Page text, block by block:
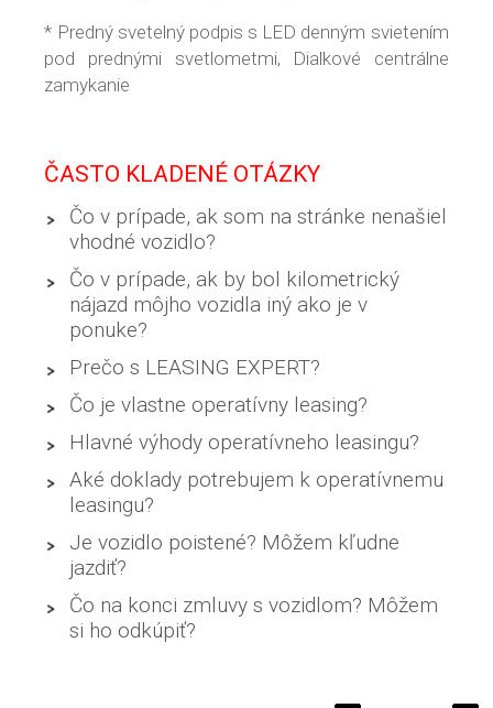
* Predný svetelný podpis s LED denným svietením
pod prednými svetlometmi, Dialkové centrálne
zamykanie
ČASTO KLADENÉ OTÁZKY
Čo v prípade, ak som na stránke nenašiel
vhodné vozidlo?
Čo v prípade, ak by bol kilometrický
nájazd môjho vozidla iný ako je v
ponuke?
Prečo s LEASING EXPERT?
Čo je vlastne operatívny leasing?
Hlavné výhody operatívneho leasingu?
Aké doklady potrebujem k operatívnemu
leasingu?
Je vozidlo poistené? Môžem kľudne
jazdiť?
Čo na konci zmluvy s vozidlom? Môžem
si ho odkúpiť?